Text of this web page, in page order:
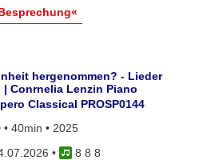
hergenommen? - Lieder
Conrnelia Lenzin Piano
Classical PROSP0144
• 40min • 2025
•
8 8 8